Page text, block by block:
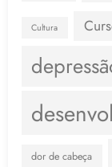
Cultura
dor de cabeça